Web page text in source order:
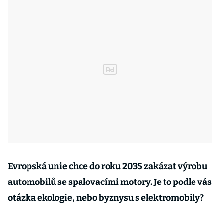
Evropská unie chce do roku 2035 zakázat výrobu
automobilů se spalovacími motory. Je to podle vás
otázka ekologie, nebo byznysu s elektromobily?